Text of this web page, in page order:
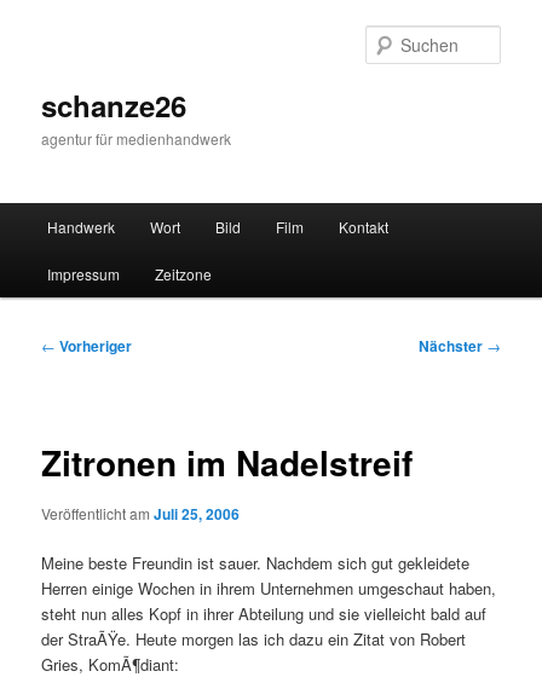
schanze26
agentur für medienhandwerk
Handwerk Wort Bild Film Kontakt
Impressum Zeitzone
Beitragsnavigation
← Vorheriger Nächster →
Zitronen im Nadelstreif
Veröffentlicht amJuli 25, 2006
Meine beste Freundin ist sauer. Nachdem sich gut gekleidete
Herren einige Wochen in ihrem Unternehmen umgeschaut haben,
steht nun alles Kopf in ihrer Abteilung und sie vielleicht bald auf
der StraÃŸe. Heute morgen las ich dazu ein Zitat von Robert
Gries, KomÃ¶diant: